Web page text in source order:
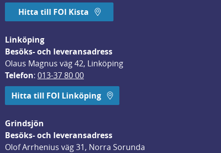
Hitta till FOI Kista
Linköping
Besöks- och leveransadress
Olaus Magnus väg 42, Linköping
Telefon: 013-37 80 00
Hitta till FOI Linköping
Grindsjön
Besöks- och leveransadress
Olof Arrhenius väg 31, Norra Sorunda